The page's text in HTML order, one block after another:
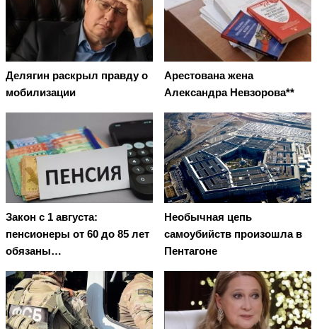
Делягин раскрыл правду о
мобилизации
Арестована жена
Александра Невзорова**
Закон с 1 августа:
пенсионеры от 60 до 85 лет
обязаны…
Необычная цепь
самоубийств произошла в
Пентагоне